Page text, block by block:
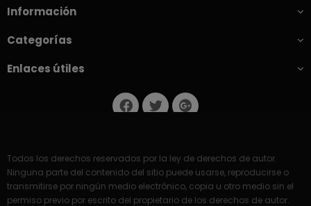
Información
Categorías
Enlaces útiles
Todos los derechos reservados por la ley de derechos de autor.
Ninguna parte del contenido del sitio puede usarse, reproducirse o
transmitirse por ningún medio electrónico, copia u otro medio sin el
permiso previo por escrito del propietario de los derechos de autor.